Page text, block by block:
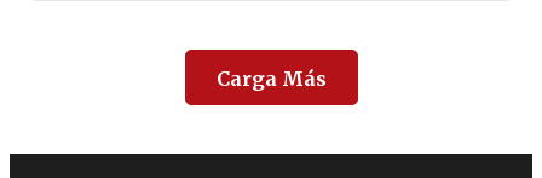
Carga Más